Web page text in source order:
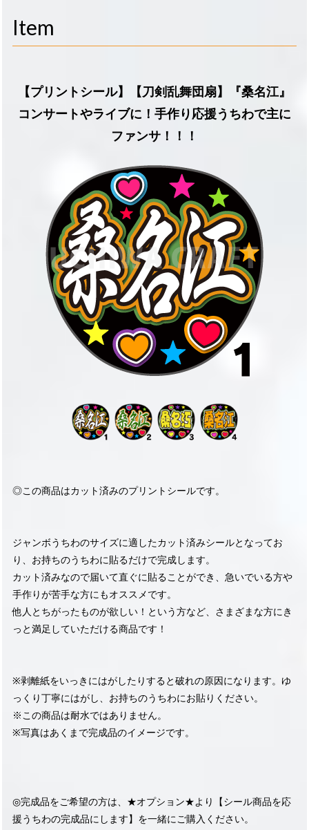
Item
【プリントシール】【刀剣乱舞団扇】『桑名江』
コンサートやライブに！手作り応援うちわで主に
ファンサ！！！
◎この商品はカット済みのプリントシールです。
ジャンボうちわのサイズに適したカット済みシールとなってお
り、お持ちのうちわに貼るだけで完成します。
カット済みなので届いて直ぐに貼ることができ、急いでいる方や
手作りが苦手な方にもオススメです。
他人とちがったものが欲しい！という方など、さまざまな方にき
っと満足していただける商品です！
※剥離紙をいっきにはがしたりすると破れの原因になります。ゆ
っくり丁寧にはがし、お持ちのうちわにお貼りください。
※この商品は耐水ではありません。
※写真はあくまで完成品のイメージです。
◎完成品をご希望の方は、★オプション★より【シール商品を応
援うちわの完成品にします】を一緒にご購入ください。